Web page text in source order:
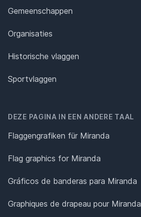
Gemeenschappen
Organisaties
Historische vlaggen
Sportvlaggen
DEZE PAGINA IN EEN ANDERE TAAL
Flaggengrafiken für Miranda
Flag graphics for Miranda
Gráficos de banderas para Miranda
Graphiques de drapeau pour Miranda